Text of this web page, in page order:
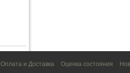
Оплата и Доставка Оценка состояния